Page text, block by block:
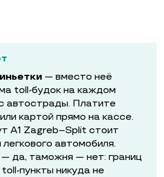
— вместо неё
toll-будок на каждом
автострады. Платите
картой прямо на кассе.
A1 Zagreb–Split стоит
автомобиля.
да, таможня — нет: границ
пункты никуда не